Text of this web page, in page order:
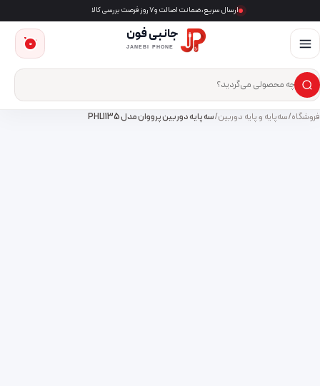
ارسال سریع، ضمانت اصالت و ۷ روز فرصت بررسی کالا
جانبی فون
JANEBI PHONE
جست‌وجوی محصول
×
0
فروشگاه/سه‌پایه و پایه دوربین/سه پایه دوربین پرووان مدل PHL1135